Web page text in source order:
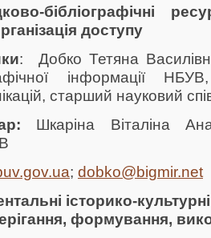
бібліографічні
доступу
: Добко Тетяна
інформації
старший науковий
Шкаріна Віталіна
; dobko@bigmir.net
історико-
формування,